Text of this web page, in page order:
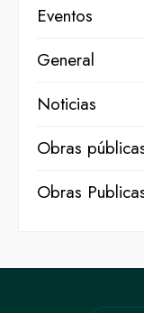
Eventos
General
Noticias
Obras
Obras